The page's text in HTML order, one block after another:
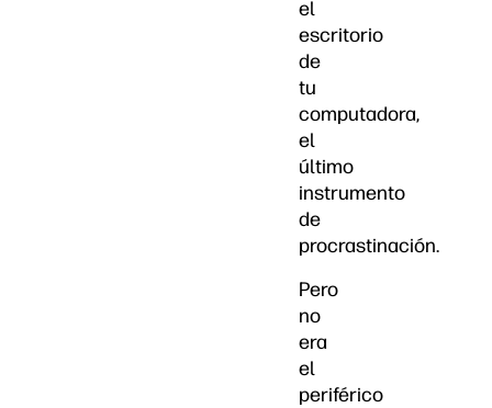
el
escritorio
de
tu
computadora,
el
último
instrumento
de
procrastinación.
Pero
no
era
el
periférico